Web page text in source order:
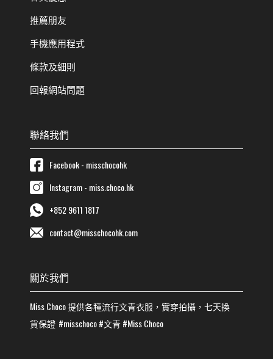
推薦朋友
手機應用程式
條款及細則
回報網站問題
聯絡我們
Facebook - misschocohk
Instagram - miss.choco.hk
+852 9611 1817
contact@misschocohk.com
關於我們
Miss Choco提供各種流行文青衣服，實穿拍攝，七天換
貨保證 #misschoco#文青#Miss Choco